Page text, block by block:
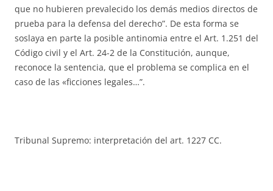
que no hubieren prevalecido los demás medios directos de
prueba para la defensa del derecho”. De esta forma se
soslaya en parte la posible antinomia entre el Art. 1.251 del
Código civil y el Art. 24-2 de la Constitución, aunque,
reconoce la sentencia, que el problema se complica en el
caso de las «ficciones legales…”.
Tribunal Supremo: interpretación del art. 1227 CC.